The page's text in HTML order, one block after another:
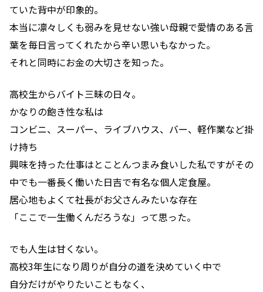
ていた背中が印象的。
本当に凛々しくも弱みを見せない強い母親で愛情のある言
葉を毎日言ってくれたから辛い思いもなかった。
それと同時にお金の大切さを知った。
高校生からバイト三昧の日々。
かなりの飽き性な私は
コンビニ、スーパー、ライブハウス、バー、軽作業など掛
け持ち
興味を持った仕事はとことんつまみ食いした私ですがその
中でも一番長く働いた日吉で有名な個人定食屋。
居心地もよくて社長がお父さんみたいな存在
「ここで一生働くんだろうな」って思った。
でも人生は甘くない。
高校3年生になり周りが自分の道を決めていく中で
自分だけがやりたいこともなく、